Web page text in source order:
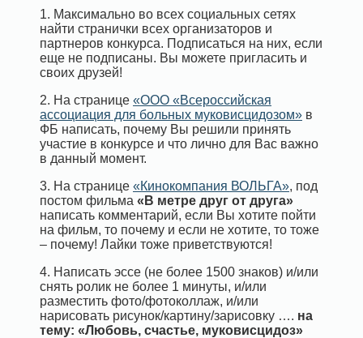
1. Максимально во всех социальных сетях
найти странички всех организаторов и
партнеров конкурса. Подписаться на них, если
еще не подписаны. Вы можете пригласить и
своих друзей!
2. На странице «ООО «Всероссийская
ассоциация для больных муковисцидозом» в
ФБ написать, почему Вы решили принять
участие в конкурсе и что лично для Вас важно
в данный момент.
3. На странице «Кинокомпания ВОЛЬГА», под
постом фильма «В метре друг от друга»
написать комментарий, если Вы хотите пойти
на фильм, то почему и если не хотите, то тоже
– почему! Лайки тоже приветствуются!
4. Написать эссе (не более 1500 знаков) и/или
снять ролик не более 1 минуты, и/или
разместить фото/фотоколлаж, и/или
нарисовать рисунок/картину/зарисовку …. на
тему: «Любовь, счастье, муковисцидоз»